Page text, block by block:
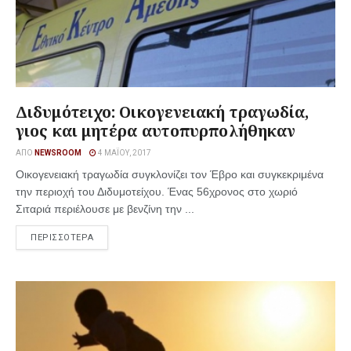
Διδυμότειχο: Οικογενειακή τραγωδία,
γιος και μητέρα αυτοπυρπολήθηκαν
ΑΠΌ NEWSROOM 4 ΜΑΪ́ΟΥ, 2017
Οικογενειακή τραγωδία συγκλονίζει τον Έβρο και συγκεκριμένα
την περιοχή του Διδυμοτείχου. Ένας 56χρονος στο χωριό
Σιταριά περιέλουσε με βενζίνη την ...
ΠΕΡΙΣΣΟΤΕΡΑ